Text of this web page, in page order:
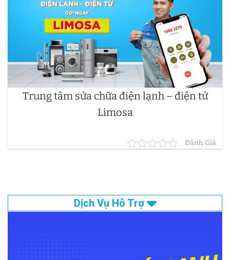
Trung tâm sửa chữa điện lạnh – điện tử
Limosa
Đánh Giá
Dịch Vụ Hỗ Trợ